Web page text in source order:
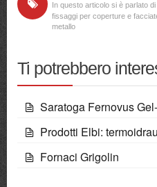
In questo articolo si è parlato di
fissaggi per coperture e
metallo
Ti potrebbero
Saratoga Fernovus
Prodotti Elbi:
Fornaci Grigolin